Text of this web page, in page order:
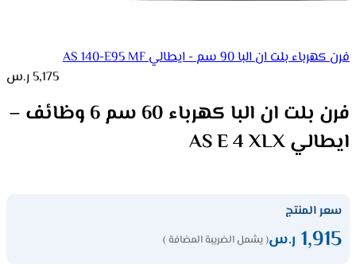
فرن كهرباء بلت ان البا 90 سم - ايطالي AS 140-E95 MF
5,175ر.س
فرن بلت ان البا كهرباء 60 سم 6 وظائف –
ايطالي AS E 4 XLX
سعر المنتج
1,915 ر.س( يشمل الضريبة المضافة )